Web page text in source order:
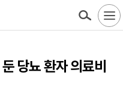
당뇨 환자 의료비